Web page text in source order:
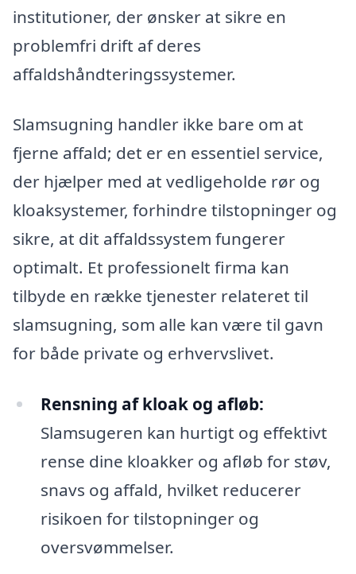
institutioner, der ønsker at sikre en
problemfri drift af deres
affaldshåndteringssystemer.
Slamsugning handler ikke bare om at
fjerne affald; det er en essentiel service,
der hjælper med at vedligeholde rør og
kloaksystemer, forhindre tilstopninger og
sikre, at dit affaldssystem fungerer
optimalt. Et professionelt firma kan
tilbyde en række tjenester relateret til
slamsugning, som alle kan være til gavn
for både private og erhvervslivet.
Rensning af kloak og afløb:
Slamsugeren kan hurtigt og effektivt
rense dine kloakker og afløb for støv,
snavs og affald, hvilket reducerer
risikoen for tilstopninger og
oversvømmelser.